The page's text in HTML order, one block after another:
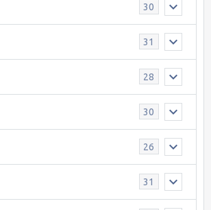
30
31
28
30
26
31